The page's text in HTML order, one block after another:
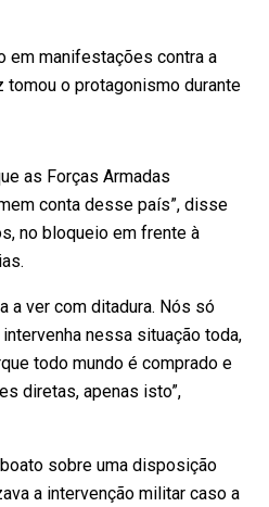
em manifestações contra a
tomou o protagonismo durante
as Forças Armadas
conta desse país”, disse
no bloqueio em frente à
a ver com ditadura. Nós só
nessa situação toda,
todo mundo é comprado e
diretas, apenas isto”,
sobre uma disposição
a intervenção militar caso a